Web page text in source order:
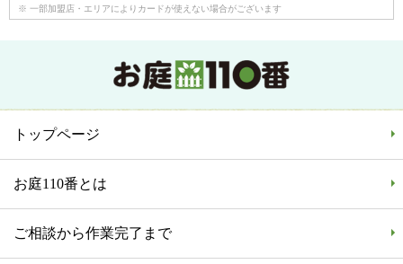
※ 一部加盟店・エリアによりカードが使えない場合がございます
トップページ
お庭110番とは
ご相談から作業完了まで